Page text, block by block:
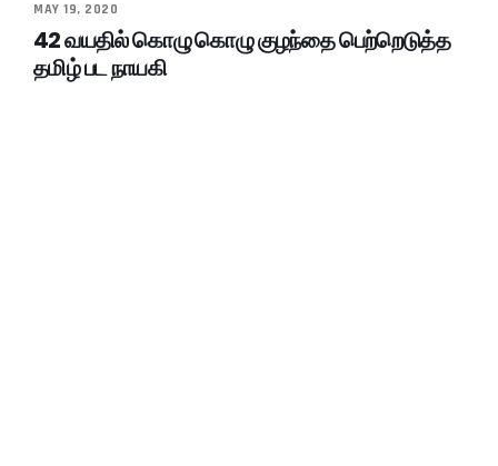
MAY 19, 2020
42 வயதில் கொழு கொழு குழந்தை பெற்றெடுத்த
தமிழ் பட நாயகி